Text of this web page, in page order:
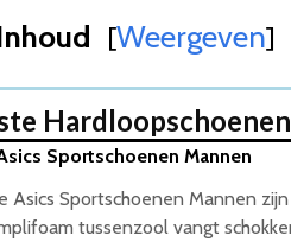
[Weergeven]
Sportschoenen Mannen
Asics Sportschoenen Mannen
tussenzool vangt